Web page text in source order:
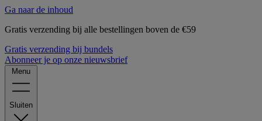
Ga naar de inhoud
Gratis verzending bij alle bestellingen boven de €59
Gratis verzending bij bundels
Abonneer je op onze nieuwsbrief
Menu
Sluiten